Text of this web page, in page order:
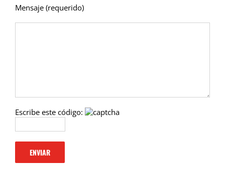
Mensaje (requerido)
Escribe este código: